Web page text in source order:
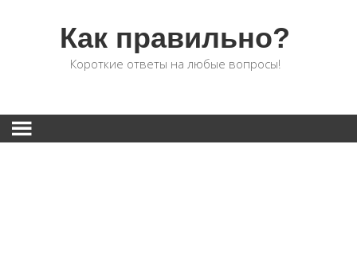
Как правильно?
Короткие ответы на любые вопросы!